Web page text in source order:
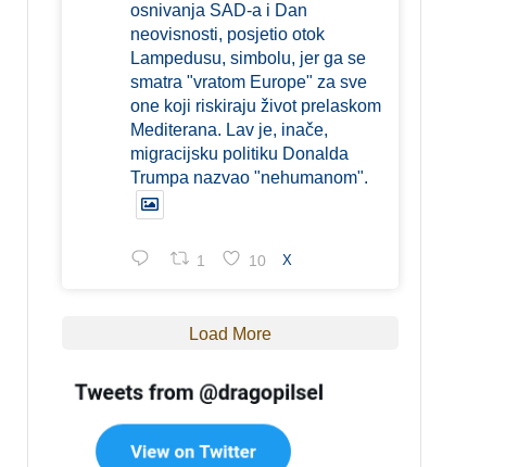
osnivanja SAD-a i Dan
neovisnosti, posjetio otok
Lampedusu, simbolu, jer ga se
smatra "vratom Europe" za sve
one koji riskiraju život prelaskom
Mediterana. Lav je, inače,
migracijsku politiku Donalda
Trumpa nazvao "nehumanom".
1 10 X
Load More